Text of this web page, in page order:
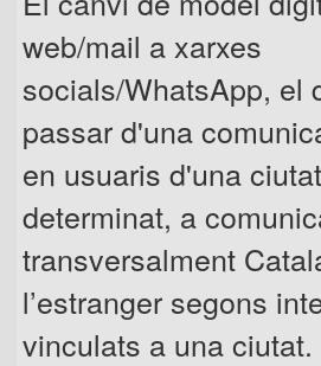
web/mail a xarxes
socials/WhatsApp, el
passar d'una
en usuaris d'una
determinat, a
transversalment
l’estranger segons
vinculats a una ciutat.